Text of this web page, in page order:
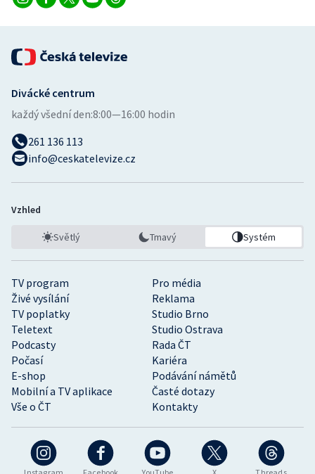
Ostatní
TV program
Pro média
Živé vysílání
Reklama
TV poplatky
Studio Brno
Teletext
Studio Ostrava
Podcasty
Rada ČT
Počasí
Kariéra
E-shop
Podávání námětů
Mobilní a TV aplikace
Časté dotazy
Vše o ČT
Kontakty
Divácké centrum
každý všední den:8:00—16:00 hodin
261 136 113
info@ceskatelevize.cz
Vzhled
Světlý Tmavý Systém